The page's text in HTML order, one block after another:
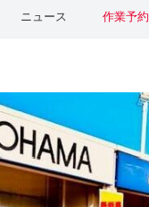
ニュース 作業予約